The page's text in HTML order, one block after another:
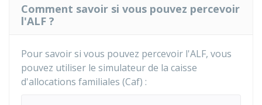
Comment savoir si vous pouvez percevoir
l'ALF ?
Pour savoir si vous pouvez percevoir l'ALF, vous
pouvez utiliser le simulateur de la caisse
d'allocations familiales (Caf) :